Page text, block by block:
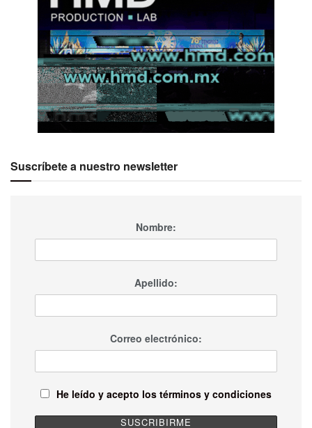
Suscríbete a nuestro newsletter
Nombre:
Apellido:
Correo electrónico:
He leído y acepto los términos y condiciones